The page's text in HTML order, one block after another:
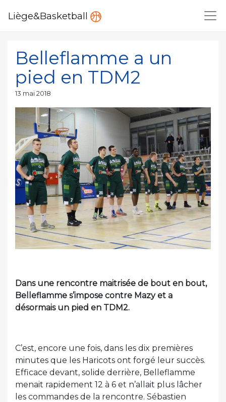
Liège&Basketball
Belleflamme a un
pied en TDM2
Publié
13 mai 2018
Dans une rencontre maitrisée de bout en bout,
Belleflamme s’impose contre Mazy et a
désormais un pied en TDM2.
C’est, encore une fois, dans les dix premières
minutes que les Haricots ont forgé leur succès.
Efficace devant, solide derrière, Belleflamme
menait rapidement 12 à 6 et n’allait plus lâcher
les commandes de la rencontre. Sébastien